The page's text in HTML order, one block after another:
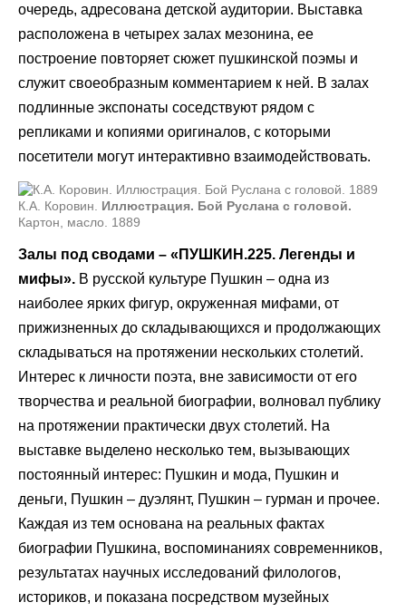
очередь, адресована детской аудитории. Выставка
расположена в четырех залах мезонина, ее
построение повторяет сюжет пушкинской поэмы и
служит своеобразным комментарием к ней. В залах
подлинные экспонаты соседствуют рядом с
репликами и копиями оригиналов, с которыми
посетители могут интерактивно взаимодействовать.
К.А. Коровин. Иллюстрация. Бой Руслана с головой.
Картон, масло. 1889
Залы под сводами – «ПУШКИН.225. Легенды и
мифы». В русской культуре Пушкин – одна из
наиболее ярких фигур, окруженная мифами, от
прижизненных до складывающихся и продолжающих
складываться на протяжении нескольких столетий.
Интерес к личности поэта, вне зависимости от его
творчества и реальной биографии, волновал публику
на протяжении практически двух столетий. На
выставке выделено несколько тем, вызывающих
постоянный интерес: Пушкин и мода, Пушкин и
деньги, Пушкин – дуэлянт, Пушкин – гурман и прочее.
Каждая из тем основана на реальных фактах
биографии Пушкина, воспоминаниях современников,
результатах научных исследований филологов,
историков, и показана посредством музейных